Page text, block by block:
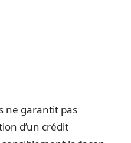
ne garantit pas
d’un crédit